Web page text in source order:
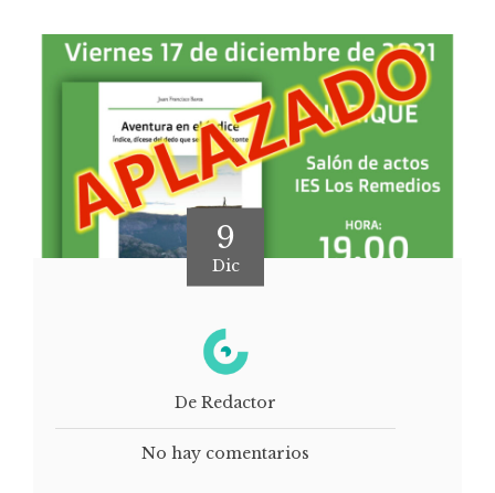
9
Dic
De Redactor
No hay comentarios